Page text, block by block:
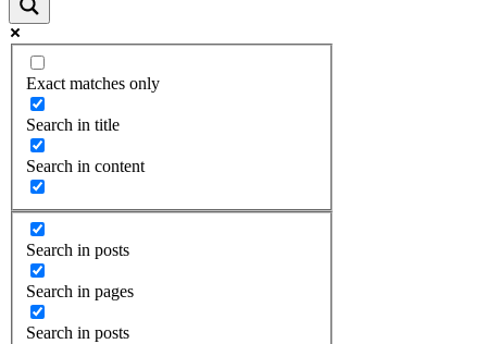
Exact matches only
Search in title
Search in content
Search in posts
Search in pages
Search in posts